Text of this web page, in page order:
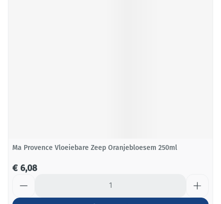
Ma Provence Vloeiebare Zeep Oranjebloesem 250ml
€ 6,08